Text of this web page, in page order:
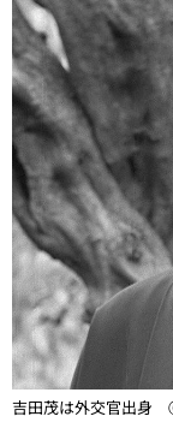
吉田茂は外交官出身